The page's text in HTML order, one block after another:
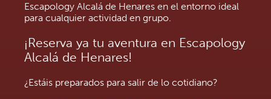
Escapology Alcalá de Henares en el entorno ideal
para cualquier actividad en grupo.
¡Reserva ya tu aventura en Escapology
Alcalá de Henares!
¿Estáis preparados para salir de lo cotidiano?